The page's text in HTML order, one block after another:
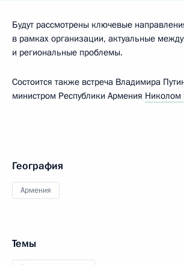
Будут рассмотрены ключевые
в рамках организации, актуальные
и региональные проблемы.
Состоится также встреча Владимира
министром Республики Армения
География
Армения
Темы